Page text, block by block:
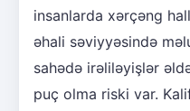
insanlarda xərçəng
əhali səviyyəsində
sahədə irəliləyişlər
puç olma riski var.